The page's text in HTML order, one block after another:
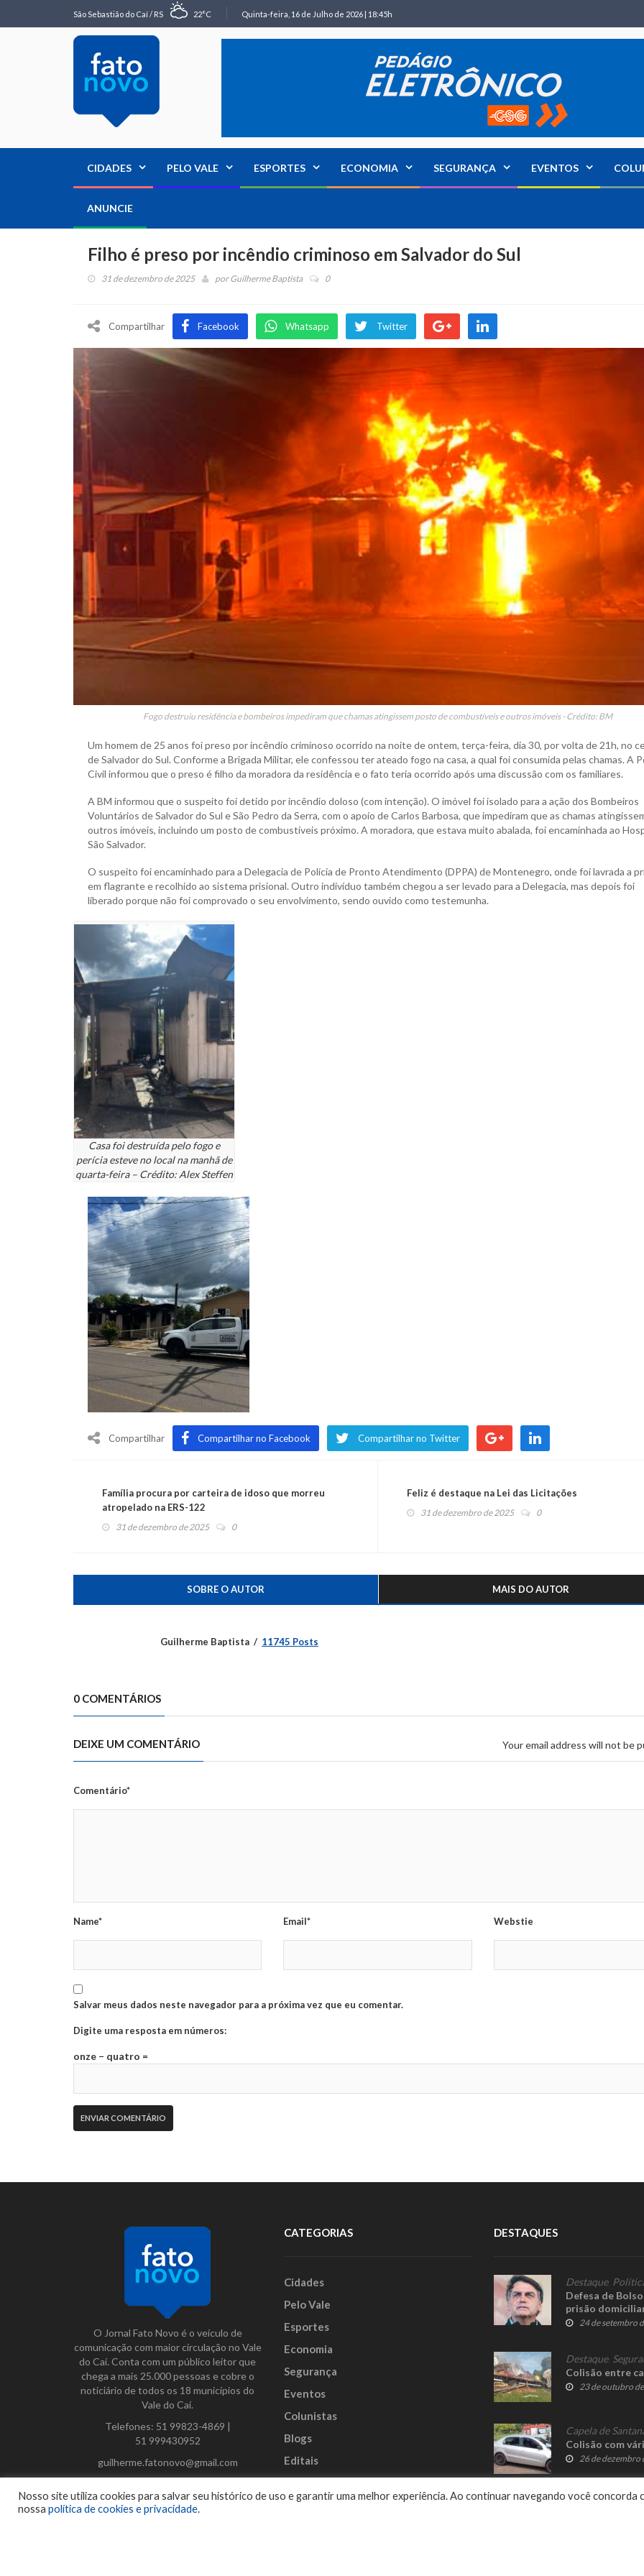
São Sebastião do Caí / RS 22°C Quinta-feira, 16 de Julho de 2026 | 18:45h
CIDADES PELO VALE ESPORTES ECONOMIA SEGURANÇA EVENTOS
ANUNCIE
Filho é preso por incêndio criminoso em Salvador do Sul
31 de dezembro de 2025 porGuilherme Baptista 0
Compartilhar Facebook Whatsapp Twitter
Fogo destruiu residência e bombeiros impediram que chamas atingissem posto de combustíveis e outros imóveis - Crédito: BM
Um homem de 25 anos foi preso por incêndio criminoso ocorrido na noite de ontem, terça-feira, dia 30, por volta de 21h, no
de Salvador do Sul. Conforme a Brigada Militar, ele confessou ter ateado fogo na casa, a qual foi consumida pelas chamas. A
Civil informou que o preso é filho da moradora da residência e o fato teria ocorrido após uma discussão com os familiares.
A BM informou que o suspeito foi detido por incêndio doloso (com intenção). O imóvel foi isolado para a ação dos Bombeiros
Voluntários de Salvador do Sul e São Pedro da Serra, com o apoio de Carlos Barbosa, que impediram que as chamas
outros imóveis, incluindo um posto de combustíveis próximo. A moradora, que estava muito abalada, foi encaminhada ao
São Salvador.
O suspeito foi encaminhado para a Delegacia de Polícia de Pronto Atendimento (DPPA) de Montenegro, onde foi lavrada a
em flagrante e recolhido ao sistema prisional. Outro indivíduo também chegou a ser levado para a Delegacia, mas depois foi
liberado porque não foi comprovado o seu envolvimento, sendo ouvido como testemunha.
Casa foi destruída pelo fogo e
perícia esteve no local na manhã de
quarta-feira – Crédito: Alex Steffen
Compartilhar Compartilhar no Facebook Compartilhar no Twitter
Família procura por carteira de idoso que morreu
atropelado na ERS-122
31 de dezembro de 2025 0
Feliz é destaque na Lei das Licitações
31 de dezembro de 2025 0
SOBRE O AUTOR MAIS DO AUTOR
Guilherme Baptista 11745 Posts
0 COMENTÁRIOS
DEIXE UM COMENTÁRIO Your email address will not be
Comentário*
Name* Email* Webstie
Salvar meus dados neste navegador para a próxima vez que eu comentar.
Digite uma resposta em números:
onze − quatro =
O Jornal Fato Novo é o veículo de
comunicação com maior circulação no Vale
do Caí. Conta com um público leitor que
chega a mais 25.000 pessoas e cobre o
noticiário de todos os 18 municípios do
Vale do Caí.
Telefones: 51 99823-4869 |
51 999430952
guilherme.fatonovo@gmail.com
Facebook
Instagram
Twitter
CATEGORIAS
Cidades
Pelo Vale
Esportes
Economia
Segurança
Eventos
Colunistas
Blogs
Editais
DESTAQUES
Destaque,
Defesa de
prisão
24 de setembro
Destaque,
Colisão entre
23 de outubro
Capela de
Colisão com
26 de dezembro
Nosso site utiliza cookies para salvar seu histórico de uso e garantir uma melhor experiência. Ao continuar navegando você concorda
nossa política de cookies e privacidade.